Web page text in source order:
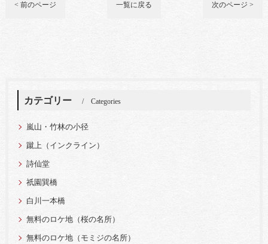
< 前のページ 一覧に戻る 次のページ >
カテゴリー Categories
嵐山・竹林の小径
蹴上（インクライン）
詩仙堂
祇園巽橋
白川一本橋
無料のロケ地（桜の名所）
無料のロケ地（モミジの名所）